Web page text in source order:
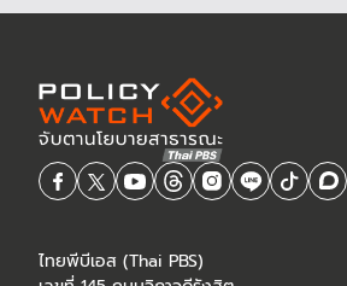
ไทยพีบีเอส (Thai PBS)